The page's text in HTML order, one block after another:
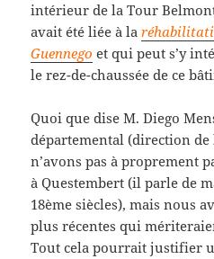
intérieur de la Tour
avait été liée à la
Guennego et qui peut s’y
le rez-de-chaussée de ce
Quoi que dise M. Diego
départemental (direction
n’avons pas à proprement
à Questembert (il parle de
18ème siècles), mais nous
plus récentes qui
Tout cela pourrait justifier